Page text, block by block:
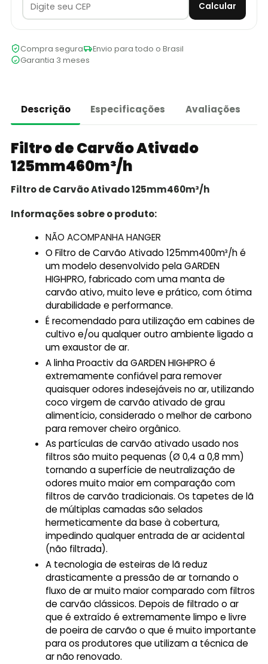
Calcular
Compra segura
Envio para todo o Brasil
Garantia 3 meses
Descrição Especificações Avaliações
Filtro de Carvão Ativado
125mm460m³/h
Filtro de Carvão Ativado 125mm460m³/h
Informações sobre o produto:
NÃO ACOMPANHA HANGER
O Filtro de Carvão Ativado 125mm400m³/h é
um modelo desenvolvido pela GARDEN
HIGHPRO, fabricado com uma manta de
carvão ativo, muito leve e prático, com ótima
durabilidade e performance.
É recomendado para utilização em cabines de
cultivo e/ou qualquer outro ambiente ligado a
um exaustor de ar.
A linha Proactiv da GARDEN HIGHPRO é
extremamente confiável para remover
quaisquer odores indesejáveis no ar, utilizando
coco virgem de carvão ativado de grau
alimentício, considerado o melhor de carbono
para remover cheiro orgânico.
As partículas de carvão ativado usado nos
filtros são muito pequenas (Ø 0,4 a 0,8 mm)
tornando a superfície de neutralização de
odores muito maior em comparação com
filtros de carvão tradicionais. Os tapetes de lã
de múltiplas camadas são selados
hermeticamente da base à cobertura,
impedindo qualquer entrada de ar acidental
(não filtrada).
A tecnologia de esteiras de lã reduz
drasticamente a pressão de ar tornando o
fluxo de ar muito maior comparado com filtros
de carvão clássicos. Depois de filtrado o ar
que é extraído é extremamente limpo e livre
de poeira de carvão o que é muito importante
para os produtores que utilizam a técnica de
ar não renovado.